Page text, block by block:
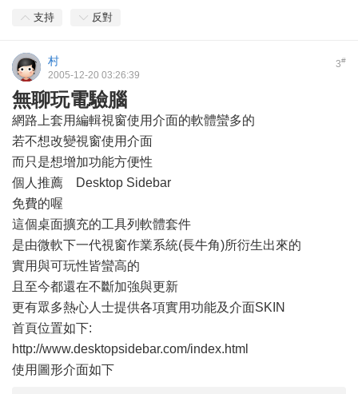
支持 反對
3#
村
2005-12-20 03:26:39
無聊玩電驗腦
網路上套用編輯視窗使用介面的軟體蠻多的
若不想改變視窗使用介面
而只是想增加功能方便性
個人推薦 Desktop Sidebar
免費的喔
這個桌面擴充的工具列軟體套件
是由微軟下一代視窗作業系統(長牛角)所衍生出來的
實用與可玩性皆蠻高的
且至今都還在不斷加強與更新
更有眾多熱心人士提供各項實用功能及介面SKIN
首頁位置如下:
http://www.desktopsidebar.com/index.html
使用圖形介面如下